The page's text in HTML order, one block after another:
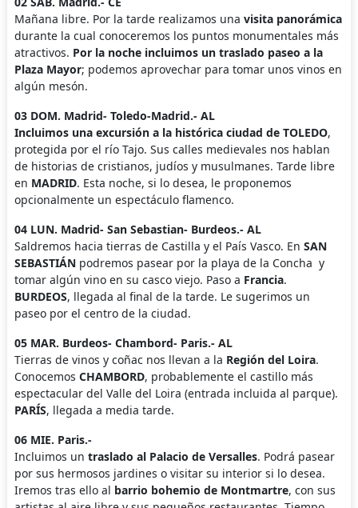
Mañana libre. Por la tarde realizamos una visita panorámica
durante la cual conoceremos los puntos monumentales más
atractivos. Por la noche incluimos un traslado paseo a la
Plaza Mayor; podemos aprovechar para tomar unos vinos en
algún mesón.
03 DOM. Madrid- Toledo-Madrid.- AL
Incluimos una excursión a la histórica ciudad de TOLEDO,
protegida por el río Tajo. Sus calles medievales nos hablan
de historias de cristianos, judíos y musulmanes. Tarde libre
en MADRID. Esta noche, si lo desea, le proponemos
opcionalmente un espectáculo flamenco.
04 LUN. Madrid- San Sebastian- Burdeos.- AL
Saldremos hacia tierras de Castilla y el País Vasco. En SAN
SEBASTIÁNpodremos pasear por la playa de la Concha y
tomar algún vino en su casco viejo. Paso a Francia.
BURDEOS, llegada al final de la tarde. Le sugerimos un
paseo por el centro de la ciudad.
05 MAR. Burdeos- Chambord- Paris.- AL
Tierras de vinos y coñac nos llevan a la Región del Loira.
Conocemos CHAMBORD, probablemente el castillo más
espectacular del Valle del Loira (entrada incluida al parque).
PARÍS, llegada a media tarde.
06 MIE. Paris.-
Incluimos un traslado al Palacio de Versalles. Podrá pasear
por sus hermosos jardines o visitar su interior si lo desea.
Iremos tras ello al barrio bohemio de Montmartre, con sus